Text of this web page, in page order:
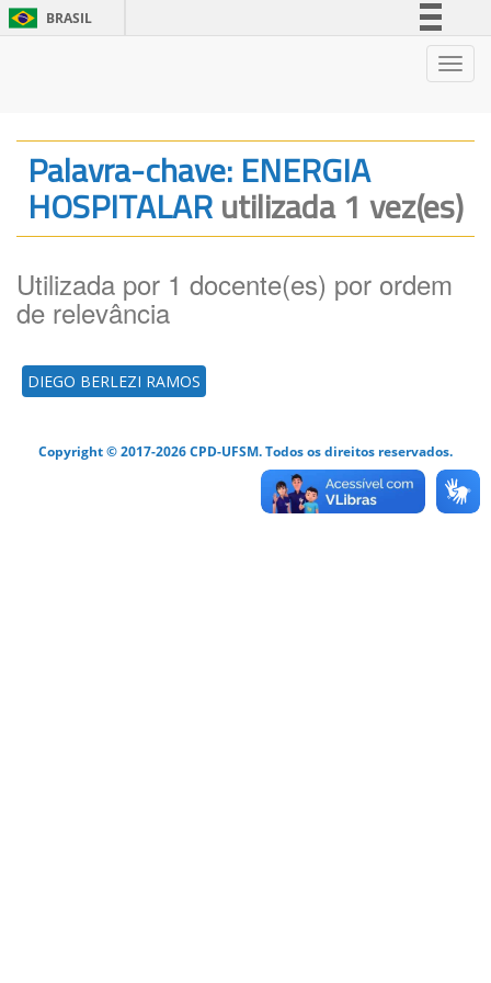
BRASIL
Legislação
Canais
Palavra-chave: ENERGIA
HOSPITALARutilizada 1 vez(es)
Utilizada por 1 docente(es) por ordem
de relevância
DIEGO BERLEZI RAMOS
Copyright © 2017-2026 CPD-UFSM. Todos os direitos reservados.